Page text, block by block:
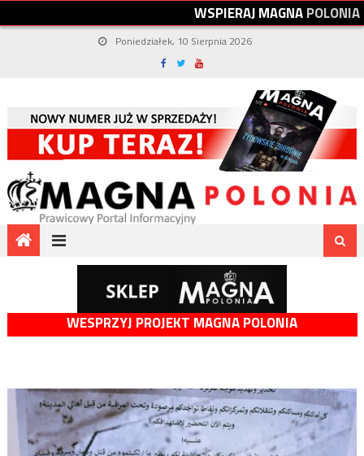
WSPIERAJMAGNAPOLONIA
Poniedziałek, 10 Sierpnia 2026
WESPRZYJ PROJEKT MAGNA POLONIA